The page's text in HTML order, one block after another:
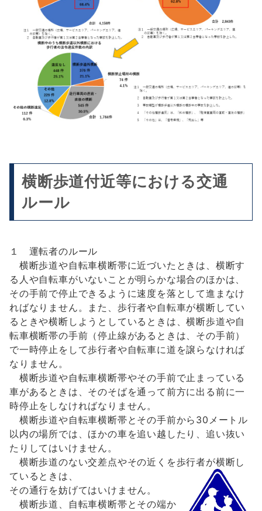
横断歩道付近等における交通
ルール
１ 運転者のルール
横断歩道や自転車横断帯に近づいたときは、横断す
る人や自転車がいないことが明らかな場合のほかは、
その手前で停止できるように速度を落として進まなけ
ればなりません。また、歩行者や自転車が横断してい
るときや横断しようとしているときは、横断歩道や自
転車横断帯の手前（停止線があるときは、その手前）
で一時停止をして歩行者や自転車に道を譲らなければ
なりません。
横断歩道や自転車横断帯やその手前で止まっている
車があるときは、そのそばを通って前方に出る前に一
時停止をしなければなりません。
横断歩道や自転車横断帯とその手前から30メートル
以内の場所では、ほかの車を追い越したり、追い抜い
たりしてはいけません。
横断歩道のない交差点やその近くを歩行者が横断し
ているときは、
その通行を妨げてはいけません。
横断歩道、自転車横断帯とその端か